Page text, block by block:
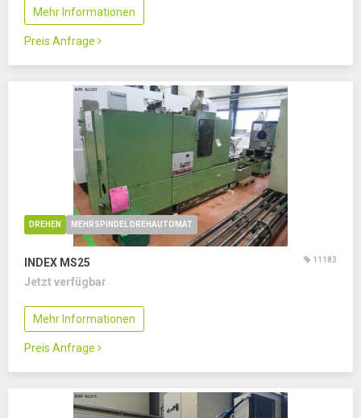
Mehr Informationen
Preis Anfrage
DREHEN MEHRSPINDEL DREHAUTOMAT
INDEX MS25 11183
Jetzt verfügbar
Mehr Informationen
Preis Anfrage